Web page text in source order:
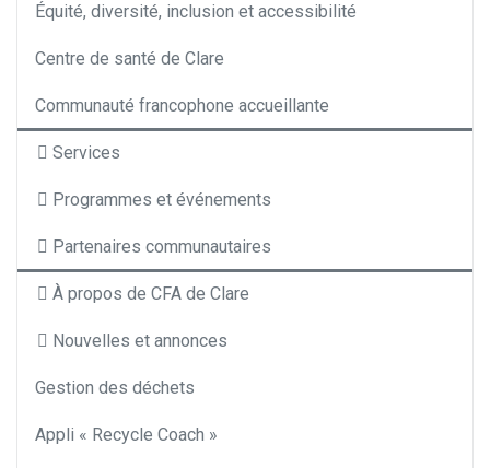
Équité, diversité, inclusion et accessibilité
Centre de santé de Clare
Communauté francophone accueillante
Services
Programmes et événements
Partenaires communautaires
À propos de CFA de Clare
Nouvelles et annonces
Gestion des déchets
Appli « Recycle Coach »